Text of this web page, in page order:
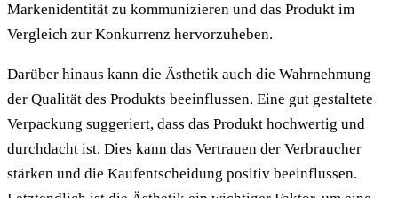
Markenidentität zu kommunizieren und das Produkt im
Vergleich zur Konkurrenz hervorzuheben.
Darüber hinaus kann die Ästhetik auch die Wahrnehmung
der Qualität des Produkts beeinflussen. Eine gut gestaltete
Verpackung suggeriert, dass das Produkt hochwertig und
durchdacht ist. Dies kann das Vertrauen der Verbraucher
stärken und die Kaufentscheidung positiv beeinflussen.